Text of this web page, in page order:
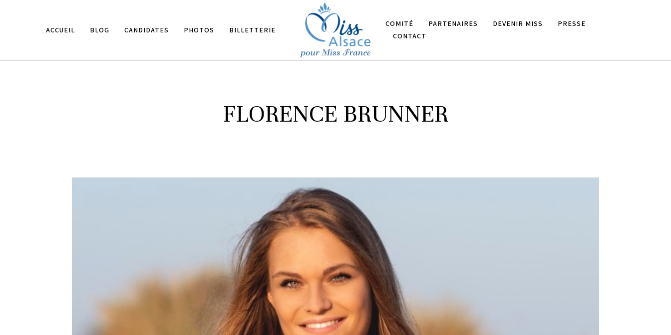
ACCUEIL BLOG CANDIDATES PHOTOS BILLETTERIE
COMITÉ PARTENAIRES DEVENIR MISS
PRESSE
CONTACT
FLORENCE BRUNNER